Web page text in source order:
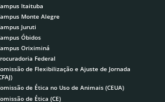
Itaituba
Monte Alegre
Juruti
Óbidos
Oriximiná
Federal
de Flexibilização e Ajuste de Jornada
de Ética no Uso de Animais (CEUA)
de Ética (CE)